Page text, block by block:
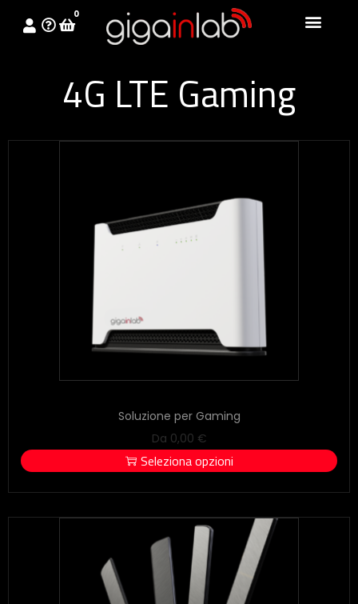
0
4G LTE Gaming
Soluzione per Gaming
Da 0,00 €
Seleziona opzioni